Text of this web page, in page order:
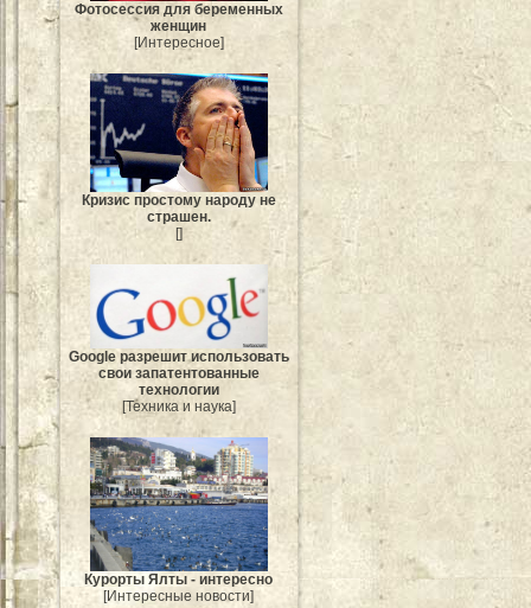
Фотосессия для беременных
женщин
[Интересное]
Кризис простому народу не
страшен.
[]
Google разрешит использовать
свои запатентованные
технологии
[Техника и наука]
Курорты Ялты - интересно
[Интересные новости]